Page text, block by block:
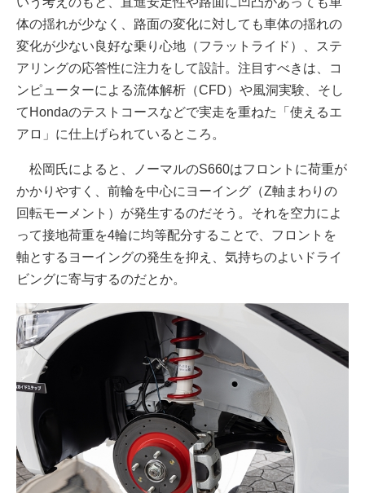
体の揺れが少なく、路面の変化に対しても車体の揺れの
変化が少ない良好な乗り心地（フラットライド）、ステ
アリングの応答性に注力をして設計。注目すべきは、コ
ンピューターによる流体解析（CFD）や風洞実験、そし
てHondaのテストコースなどで実走を重ねた「使えるエ
アロ」に仕上げられているところ。
松岡氏によると、ノーマルのS660はフロントに荷重が
かかりやすく、前輪を中心にヨーイング（Z軸まわりの
回転モーメント）が発生するのだそう。それを空力によ
って接地荷重を4輪に均等配分することで、フロントを
軸とするヨーイングの発生を抑え、気持ちのよいドライ
ビングに寄与するのだとか。